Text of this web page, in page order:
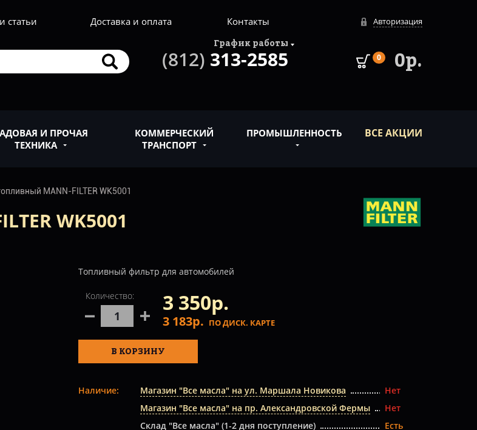
Авторизация
статьи Доставка и оплата Контакты
0 0р.
График работы
(812) 313-2585
И ПРОЧАЯ
ТЕХНИКА
КОММЕРЧЕСКИЙ
ТРАНСПОРТ
ПРОМЫШЛЕННОСТЬ ВСЕ АКЦИИ
MANN-FILTER WK5001
WK5001
Топливный фильтр для автомобилей
Количество: 3 350р.
3 183р. ПО ДИСК. КАРТЕ
В КОРЗИНУ
Наличие: Магазин "Все масла" на ул. Маршала Новикова
Нет
Магазин "Все масла" на пр. Александровской Фермы
Нет
Склад "Все масла" (1-2 дня поступление)
Есть